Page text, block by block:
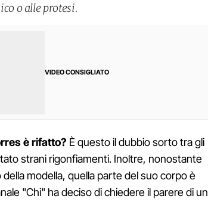
o alle protesi.
VIDEO CONSIGLIATO
è rifatto? È questo il dubbio sorto tra gli
strani rigonfiamenti. Inoltre, nonostante
modella, quella parte del suo corpo è
"Chi" ha deciso di chiedere il parere di un